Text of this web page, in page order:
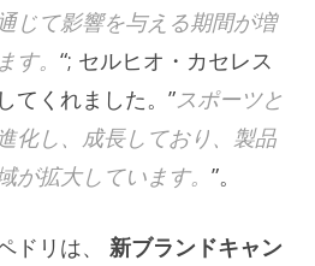
じて影響を与える期間が増
。 “; セルヒオ・カセレス
てくれました。”スポーツと
化し、成長しており、製品
が拡大しています。 ”。
ドリは、 新ブランドキャン